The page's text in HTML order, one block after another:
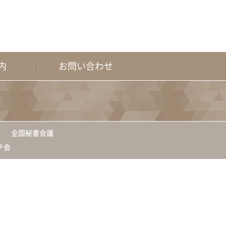
お問い合わせ
全国秘書会議
会